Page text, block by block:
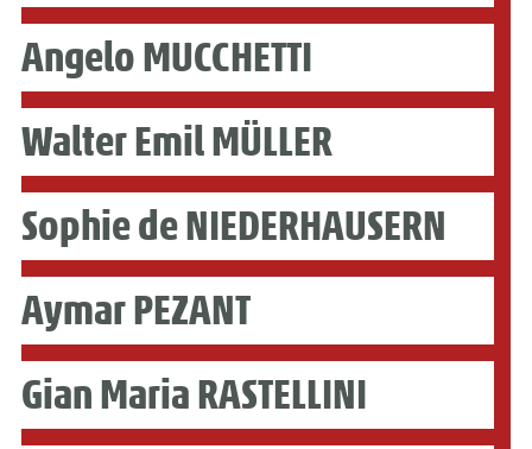
Angelo MUCCHETTI
Walter Emil MÜLLER
Sophie de NIEDERHAUSERN
Aymar PEZANT
Gian Maria RASTELLINI